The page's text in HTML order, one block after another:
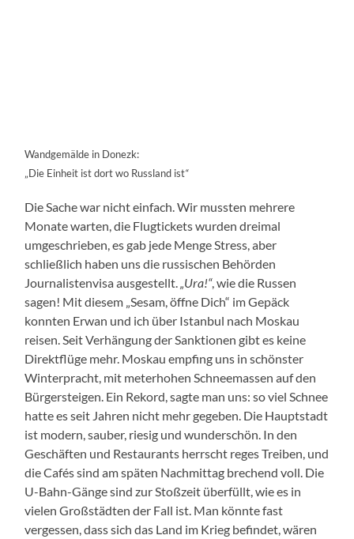
Wandgemälde in Donezk:
„Die Einheit ist dort wo Russland ist“
Die Sache war nicht einfach. Wir mussten mehrere
Monate warten, die Flugtickets wurden dreimal
umgeschrieben, es gab jede Menge Stress, aber
schließlich haben uns die russischen Behörden
Journalistenvisa ausgestellt.
„Ura!“, wie die Russen
sagen! Mit diesem „Sesam, öffne Dich“ im Gepäck
konnten Erwan und ich über Istanbul nach Moskau
reisen. Seit Verhängung der Sanktionen gibt es keine
Direktflüge mehr. Moskau empfing uns in schönster
Winterpracht, mit meterhohen Schneemassen auf den
Bürgersteigen. Ein Rekord, sagte man uns: so viel Schnee
hatte es seit Jahren nicht mehr gegeben. Die Hauptstadt
ist modern, sauber, riesig und wunderschön. In den
Geschäften und Restaurants herrscht reges Treiben, und
die Cafés sind am späten Nachmittag brechend voll. Die
U-Bahn-Gänge sind zur Stoßzeit überfüllt, wie es in
vielen Großstädten der Fall ist. Man könnte fast
vergessen, dass sich das Land im Krieg befindet, wären